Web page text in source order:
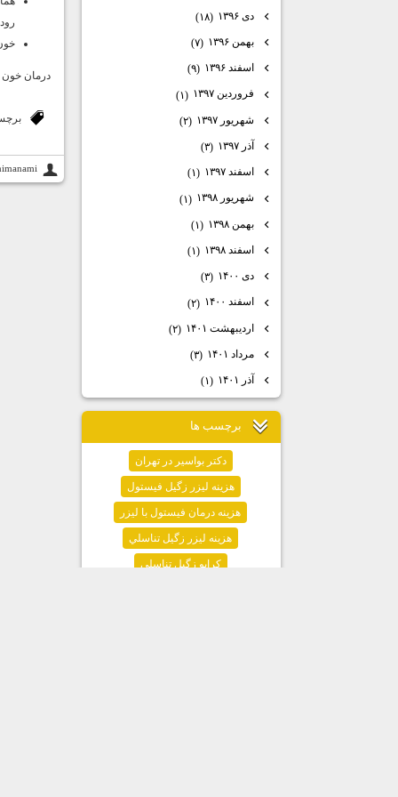
درمان خون
دی ۱۳۹۶
(۱۸)
بهمن ۱۳۹۶
(۷)
اسفند ۱۳۹۶
(۹)
فروردین ۱۳۹۷
(۱)
شهریور ۱۳۹۷
(۲)
آذر ۱۳۹۷
(۳)
اسفند ۱۳۹۷
(۱)
شهریور ۱۳۹۸
(۱)
بهمن ۱۳۹۸
(۱)
اسفند ۱۳۹۸
(۱)
دی ۱۴۰۰
(۳)
اسفند ۱۴۰۰
(۲)
اردیبهشت ۱۴۰۱
(۲)
مرداد ۱۴۰۱
(۳)
آذر ۱۴۰۱
(۱)
برچسب ها
دكتر بواسير در تهران
هزينه ليزر زگيل فيستول
هزينه درمان فيستول با ليزر
هزينه ليزر زگيل تناسلي
كرايو زگيل تناسلي